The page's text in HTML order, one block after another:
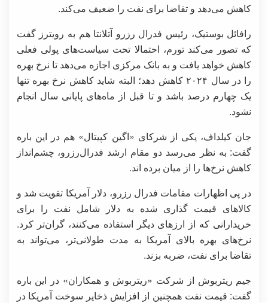
کاهش می‌دهد و تقاضا برای نفت را ضعیف می‌کند.
رافائل بوستیک، رئیس فدرال رزرو آتلانتا هم به رویترز گفت
که تصور می‌کند تورم، احتمالا تحت سیاست‌های پولی فعلی
کاهش خواهد یافت و به بانک مرکزی اجازه می‌دهد تا نرخ بهره
را در سال ۲۰۲۴ کاهش دهد؛ البته شاید کاهش نرخ بهره تنها
یک چهارم درصد باشد و تا قبل از ماه‌های پایانی سال انجام
نشود.
جان کیلداف، یکی از شرکای «اگین کپیتال» هم در این باره
گفت: به نظر می‌رسد دو مقام ارشد فدرال‌رزرو، چشم‌انداز
کاهش نرخ‌ها را از میان برده اند.
در پی اظهارات مقامات فدرال رزرو، دلار آمریکا تقویت شد و
کالاهای قیمت گذاری شده به دلار شامل نفت را برای
خریدارانی که از ارزهای دیگر استفاده می‌کنند، گران‌تر کرد.
نرخ‌های بهره بالای آمریکا به مدت طولانی‌تر، می‌تواند به
تقاضا برای نفت، ضربه بزند.
جیم ریتربوش از شرکت «ریتربوش و همکاران» در این باره
گفت: قیمت نفت همچنین از افزایش ذخایر سوخت آمریکا در